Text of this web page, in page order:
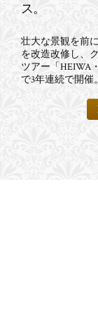
ス。
壮大な景観を前
を改造改修し、
ツアー「HEIWA
で3年連続で開催。